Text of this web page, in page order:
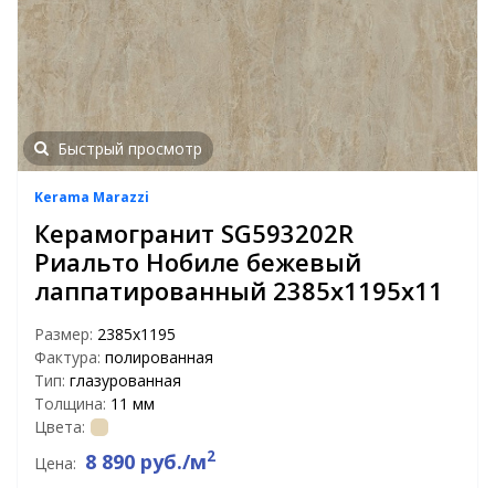
Быстрый просмотр
Kerama Marazzi
Керамогранит SG593202R
Риальто Нобиле бежевый
лаппатированный 2385х1195х11
Размер: 2385х1195
Фактура: полированная
Тип: глазурованная
Толщина: 11 мм
Цвета:
Цена: 8 890 руб./м2